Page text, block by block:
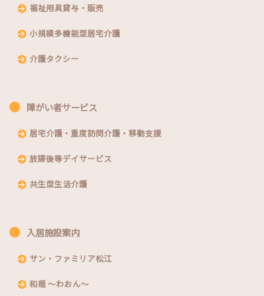
福祉用具貸与・販売
小規模多機能型居宅介護
介護タクシー
障がい者サービス
居宅介護・重度訪問介護・移動支援
放課後等デイサービス
共生型生活介護
入居施設案内
サン・ファミリア松江
和穏 〜わおん〜